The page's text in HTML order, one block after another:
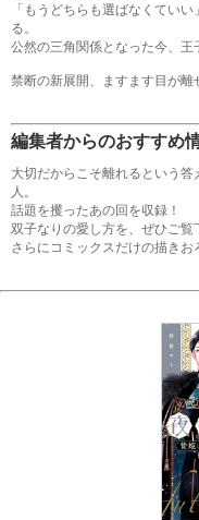
「もうどちらも選ばなくてい
る。
公然の三角関係となった今、王
禁断の新展開、ますます目が離
編集者からのおすすめ
大切だからこそ離れるという
人。
話題を攫ったあの回を収録！
双子なりの愛し方を、ぜひご覧
さらにコミックスだけの描きお